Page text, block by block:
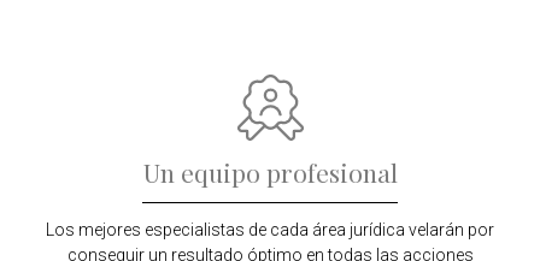
Un equipo profesional
Los mejores especialistas de cada área jurídica velarán por
conseguir un resultado óptimo en todas las acciones